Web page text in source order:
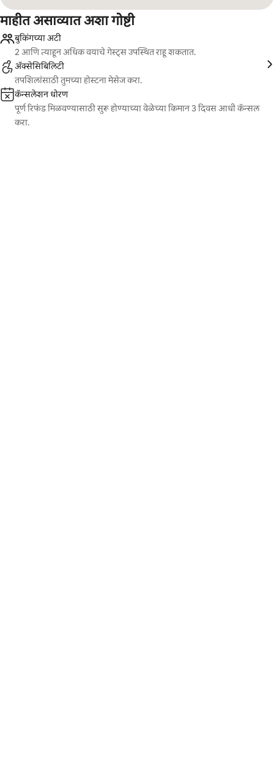
माहीत असाव्यात अशा गोष्टी
बुकिंगच्या अटी
2 आणि त्याहून अधिक वयाचे गेस्ट्स उपस्थित राहू शकतात.
ॲक्सेसिबिलिटी
तपशिलांसाठी तुमच्या होस्टना मेसेज करा.
कॅन्सलेशन धोरण
पूर्ण रिफंड मिळवण्यासाठी सुरू होण्याच्या वेळेच्या किमान 3 दिवस आधी कॅन्सल
करा.